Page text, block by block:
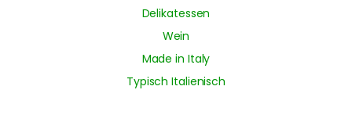
Delikatessen
Wein
Made in Italy
Typisch Italienisch